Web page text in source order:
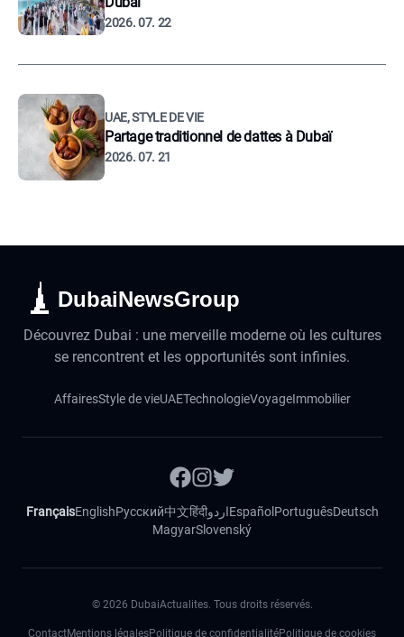
2026. 07. 22
UAE, STYLE DE VIE
Partage traditionnel de dattes à Dubaï
2026. 07. 21
DubaiNewsGroup
Découvrez Dubai : une merveille moderne où les cultures
se rencontrent et les opportunités sont infinies.
AffairesStyle de vieUAETechnologieVoyageImmobilier
FrançaisEnglishРусский中文हिंदीاردوEspañol PortuguêsDeutsch
MagyarSlovenský
© 2026 DubaiActualites. Tous droits réservés.
ContactMentions légalesPolitique de confidentialitéPolitique de cookies